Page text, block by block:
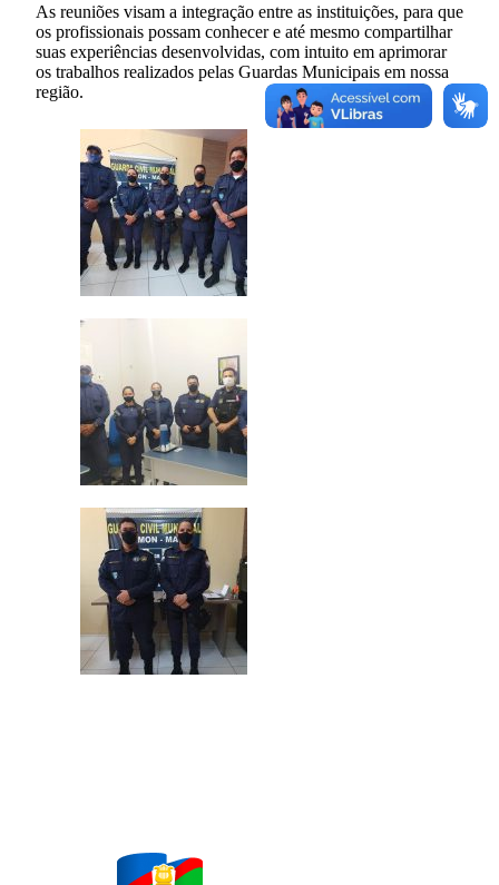
As reuniões visam a integração entre as instituições, para que
os profissionais possam conhecer e até mesmo compartilhar
suas experiências desenvolvidas, com intuito em aprimorar
os trabalhos realizados pelas Guardas Municipais em nossa
região.